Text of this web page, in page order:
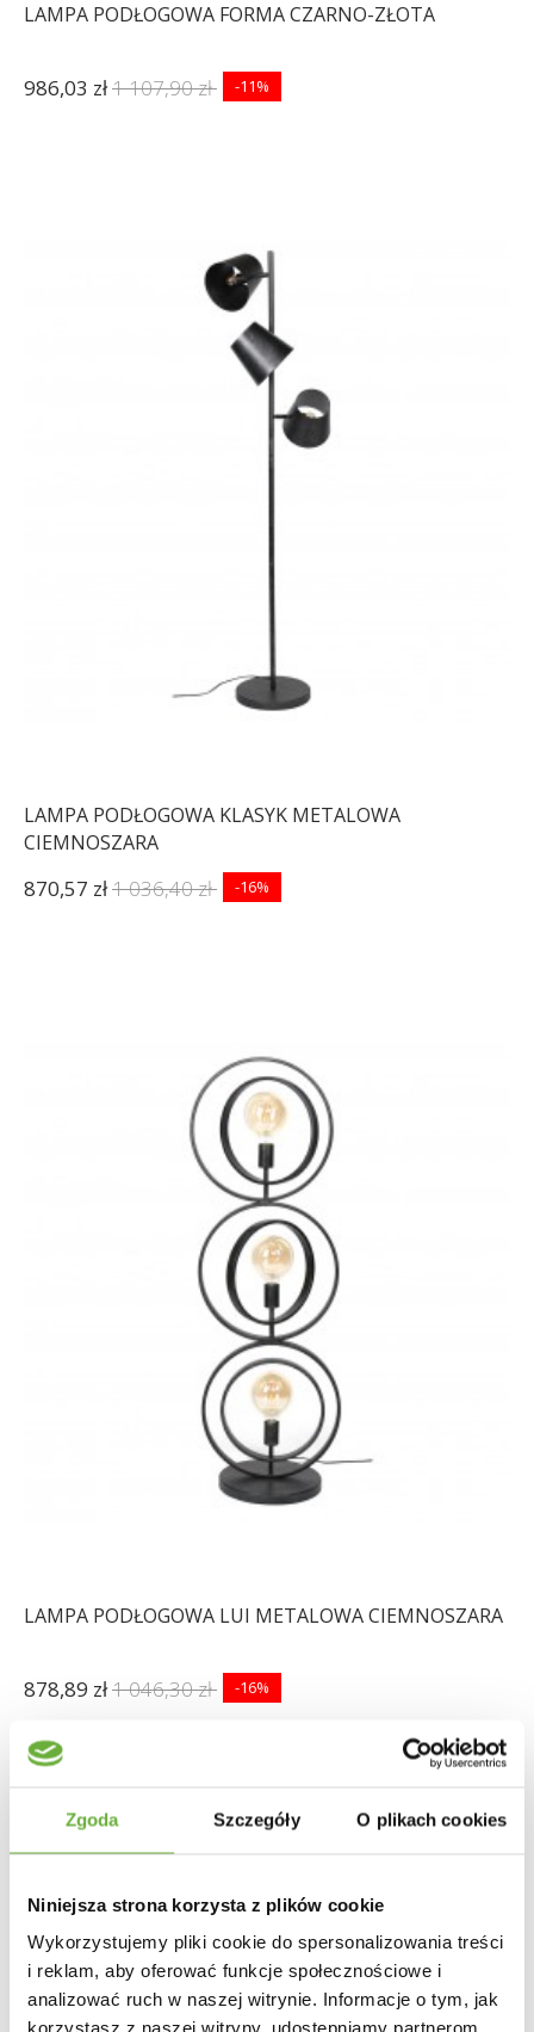
Zgoda Szczegóły O plikach cookies
Niniejsza strona korzysta z plików cookie
Wykorzystujemy pliki cookie do spersonalizowania treści
i reklam, aby oferować funkcje społecznościowe i
analizować ruch w naszej witrynie. Informacje o tym, jak
korzystasz z naszej witryny, udostępniamy partnerom
LAMPA PODŁOGOWA FORMA CZARNO-ZŁOTA
986,03 zł1 107,90 zł -11%
LAMPA PODŁOGOWA KLASYK METALOWA
CIEMNOSZARA
870,57 zł1 036,40 zł -16%
LAMPA PODŁOGOWA LUI METALOWA CIEMNOSZARA
878,89 zł1 046,30 zł -16%